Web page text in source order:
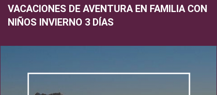
VACACIONES DE AVENTURA EN FAMILIA CON
NIÑOS INVIERNO 3 DÍAS